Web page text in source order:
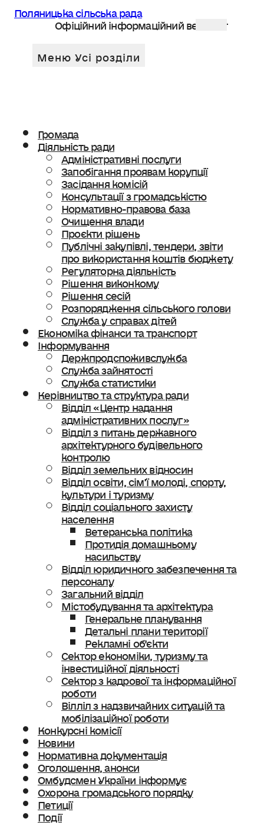
Поляницька сільська рада
Офіційний інформаційний веб сайт
Громада
Діяльність ради
Адміністративні послуги
Запобігання проявам корупції
Засідання комісій
Консультації з громадськістю
Нормативно-правова база
Очищення влади
Проєкти рішень
Публічні закупівлі, тендери, звіти
про використання коштів бюджету
Регуляторна діяльність
Рішення виконкому
Рішення сесій
Розпорядження сільського голови
Служба у справах дітей
Економіка фінанси та транспорт
Інформування
Держпродспоживслужба
Служба зайнятості
Служба статистики
Керівництво та структура ради
Відділ «Центр надання
адміністративних послуг»
Відділ з питань державного
архітектурного будівельного
контролю
Відділ земельних відносин
Відділ освіти, сімʼї молоді, спорту,
культури і туризму
Відділ соціального захисту
населення
Ветеранська політика
Протидія домашньому
насильству
Відділ юридичного забезпечення та
персоналу
Загальний відділ
Містобудування та архітектура
Генеральне планування
Детальні плани території
Рекламні об’єкти
Сектор економіки, туризму та
інвестиційної діяльності
Сектор з кадрової та інформаційної
роботи
Вілліл з надзвичайних ситуацій та
мобілізаційної роботи
Конкурсні комісії
Новини
Нормативна документація
Оголошення, анонси
Омбудсмен України інформує
Охорона громадського порядку
Петиції
Події